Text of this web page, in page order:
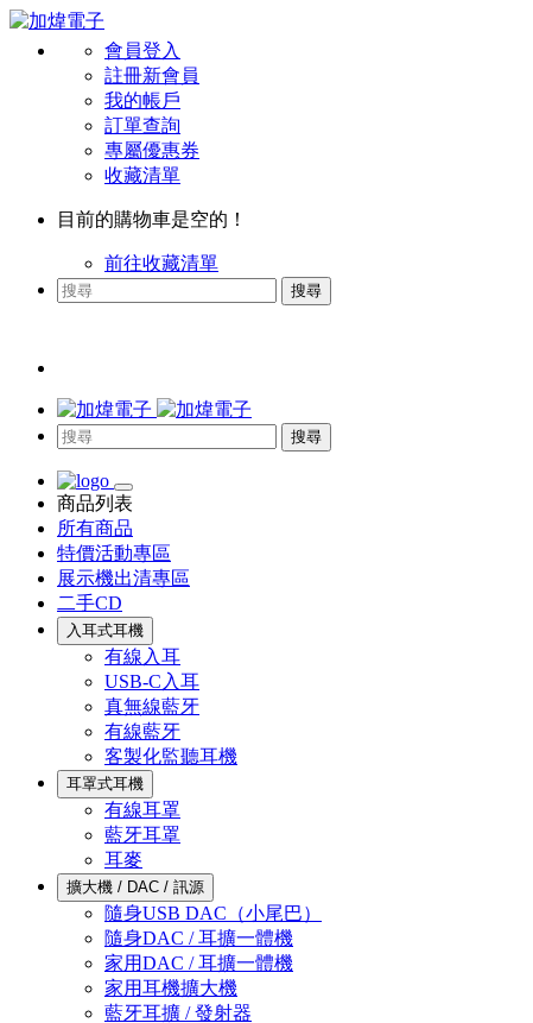
會員登入
註冊新會員
我的帳戶
訂單查詢
專屬優惠券
收藏清單
目前的購物車是空的！
前往收藏清單
搜尋
搜尋
商品列表
所有商品
特價活動專區
展示機出清專區
二手CD
入耳式耳機
有線入耳
USB-C入耳
真無線藍牙
有線藍牙
客製化監聽耳機
耳罩式耳機
有線耳罩
藍牙耳罩
耳麥
擴大機 / DAC / 訊源
隨身USB DAC（小尾巴）
隨身DAC / 耳擴一體機
家用DAC / 耳擴一體機
家用耳機擴大機
藍牙耳擴 / 發射器